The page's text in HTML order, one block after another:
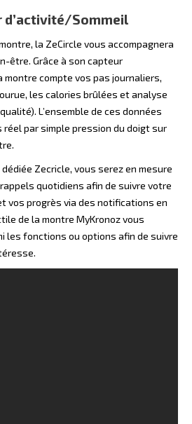
Sommeil
la ZeCircle vous accompagnera
être. Grâce à son capteur
compte vos pas journaliers,
les calories brûlées et analyse
L’ensemble de ces données
par simple pression du doigt sur
Zecricle, vous serez en mesure
quotidiens afin de suivre votre
vos progrès via des notifications en
de la montre MyKronoz vous
les fonctions ou options afin de suivre